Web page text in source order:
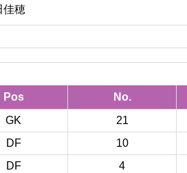
穂
Pos
No.
GK
21
DF
10
DF
4